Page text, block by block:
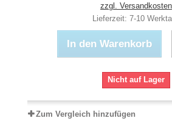
zzgl. Versandkosten
Lieferzeit: 7-10
In den Warenkorb
Nicht auf Lager
Zum Vergleich hinzufügen